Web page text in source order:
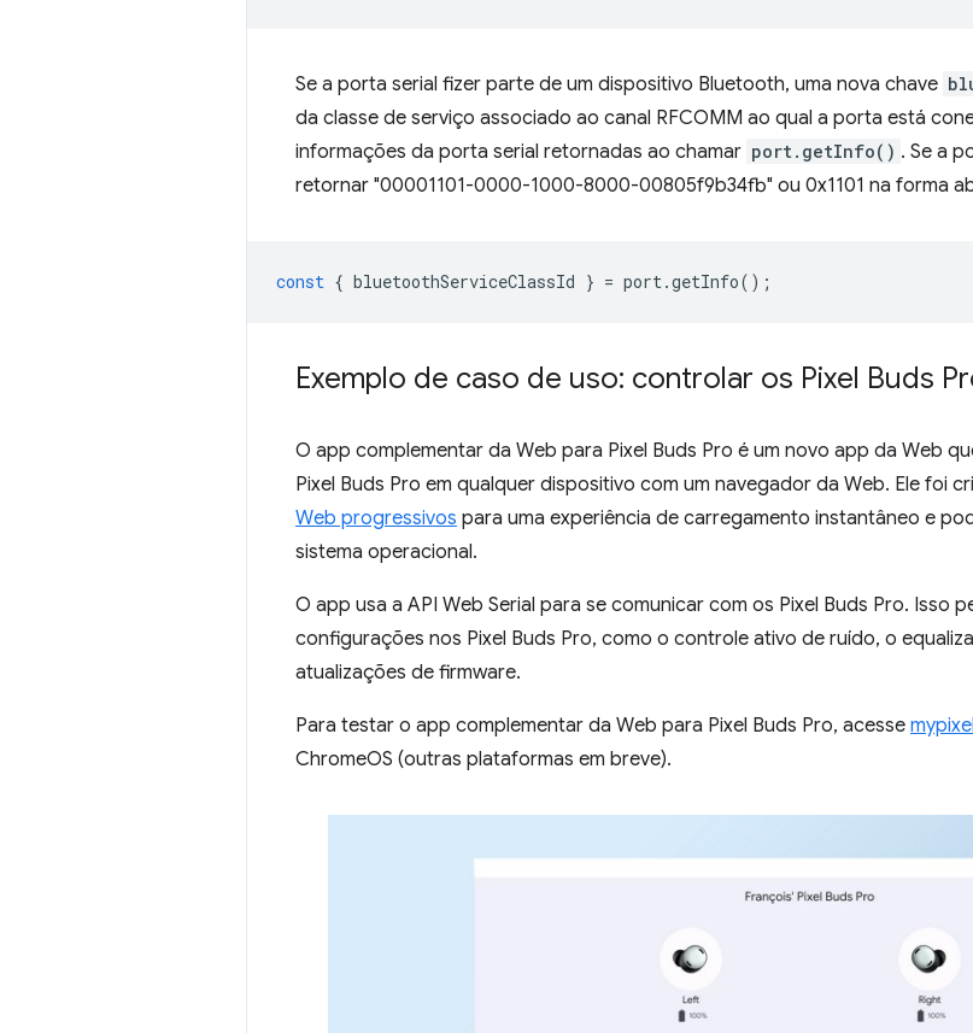
Se a porta serial fizer parte de um dispositivo Bluetooth, uma nova chave
da classe de serviço associado ao canal RFCOMM ao qual a porta está
informações da porta serial retornadas ao chamar port.getInfo() . Se a
retornar "00001101-0000-1000-8000-00805f9b34fb" ou 0x1101 na forma
const { bluetoothServiceClassId } = port.getInfo();
Exemplo de caso de uso: controlar os Pixel Buds
O app complementar da Web para Pixel Buds Pro é um novo app da Web
Pixel Buds Pro em qualquer dispositivo com um navegador da Web. Ele foi
Web progressivos para uma experiência de carregamento instantâneo e
sistema operacional.
O app usa a API Web Serial para se comunicar com os Pixel Buds Pro. Isso
configurações nos Pixel Buds Pro, como o controle ativo de ruído, o
atualizações de firmware.
Para testar o app complementar da Web para Pixel Buds Pro, acesse
ChromeOS (outras plataformas em breve).